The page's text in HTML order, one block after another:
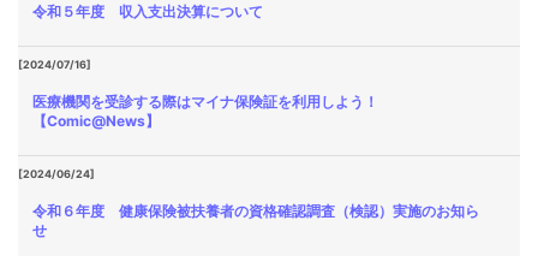
令和５年度 収入支出決算について
[2024/07/16]
医療機関を受診する際はマイナ保険証を利用しよう！
【Comic@News】
[2024/06/24]
令和６年度 健康保険被扶養者の資格確認調査（検認）実施のお知ら
せ